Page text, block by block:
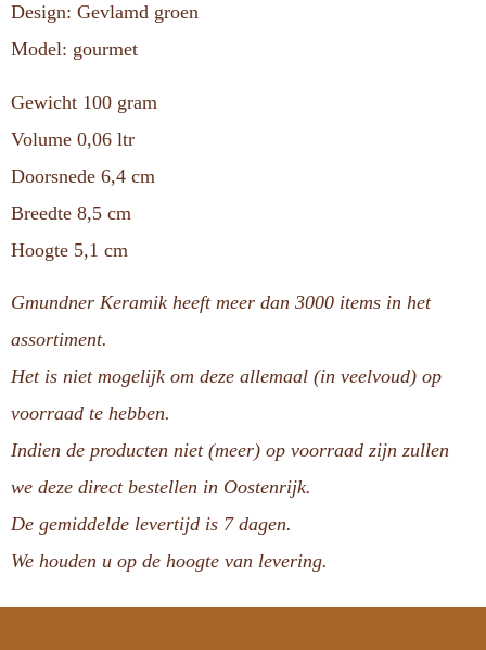
Design: Gevlamd groen
Model: gourmet
Gewicht 100 gram
Volume 0,06 ltr
Doorsnede 6,4 cm
Breedte 8,5 cm
Hoogte 5,1 cm
Gmundner Keramik heeft meer dan 3000 items in het
assortiment.
Het is niet mogelijk om deze allemaal (in veelvoud) op
voorraad te hebben.
Indien de producten niet (meer) op voorraad zijn zullen
we deze direct bestellen in Oostenrijk.
De gemiddelde levertijd is 7 dagen.
We houden u op de hoogte van levering.